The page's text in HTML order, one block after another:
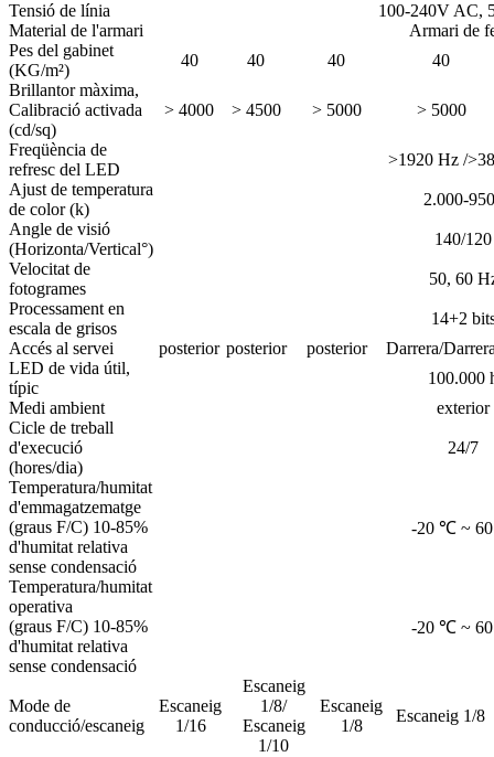
Tensió de línia
100-240V AC,
Material de l'armari
Armari de
Pes del gabinet
(KG/m²)
40 40 40
40
Brillantor màxima,
Calibració activada
(cd/sq)
> 4000 > 4500 > 5000 > 5000
Freqüència de
refresc del LED
>1920 Hz /
Ajust de temperatura
de color (k)
2.000-
Angle de visió
(Horizonta/Vertical°)
140/120
Velocitat de
fotogrames
50, 60
Processament en
escala de grisos
14+2
Accés al servei
posterior posterior posterior
Darrera/
LED de vida útil,
típic
100.000
Medi ambient
exterior
Cicle de treball
d'execució
(hores/dia)
24/7
Temperatura/humitat
d'emmagatzematge
-20 ℃ ~
(graus F/C) 10-85%
d'humitat relativa
sense condensació
Temperatura/humitat
operativa
-20 ℃ ~
(graus F/C) 10-85%
d'humitat relativa
sense condensació
Mode de
conducció/escaneig
Escaneig
1/16
Escaneig
1/8/
Escaneig
1/10
Escaneig
1/8
Escaneig 1/8